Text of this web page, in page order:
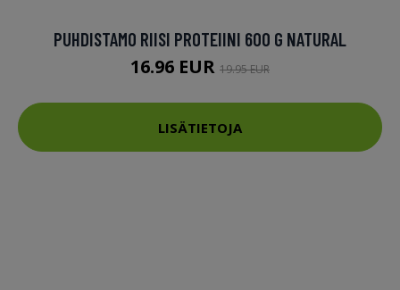
PUHDISTAMO RIISI PROTEIINI 600 G NATURAL
16.96 EUR 19.95 EUR
LISÄTIETOJA